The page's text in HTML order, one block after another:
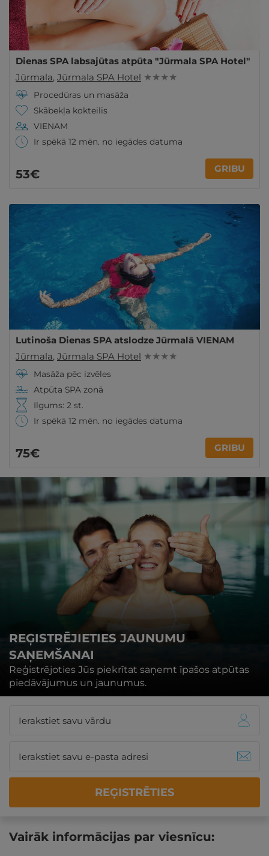
Dienas SPA labsajūtas atpūta "Jūrmala SPA Hotel"
Jūrmala, Jūrmala SPA Hotel ★ ★ ★ ★
Procedūras un masāža
Skābekļa kokteilis
VIENAM
Ir spēkā 12 mēn. no iegādes datuma
53€ GRIBU
Lutinoša Dienas SPA atslodze Jūrmalā VIENAM
Jūrmala, Jūrmala SPA Hotel ★ ★ ★ ★
Masāža pēc izvēles
Atpūta SPA zonā
Ilgums: 2 st.
Ir spēkā 12 mēn. no iegādes datuma
75€ GRIBU
REĢISTRĒJIETIES JAUNUMU
SAŅEMŠANAI
Reģistrējoties Jūs piekrītat saņemt īpašos atpūtas
piedāvājumus un jaunumus.
REĢISTRĒTIES
Vairāk informācijas par viesnīcu: